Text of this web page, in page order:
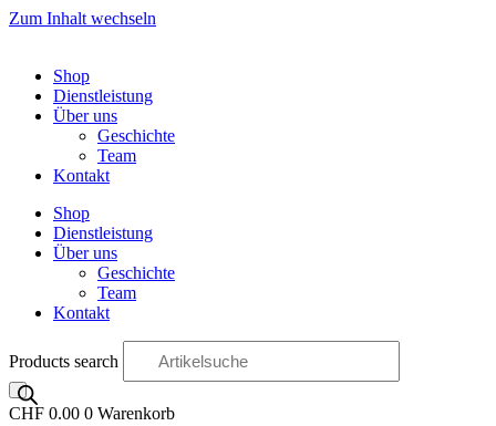
Zum Inhalt wechseln
Shop
Dienstleistung
Über uns
Geschichte
Team
Kontakt
Shop
Dienstleistung
Über uns
Geschichte
Team
Kontakt
Products search
CHF 0.00 0 Warenkorb